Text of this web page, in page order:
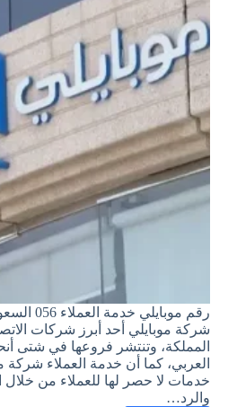
رقم
شركة موبايلي أحد أبرز شركات
المملكة، وتنتشر فروعها في شتى
العربي، كما أن خدمة العملاء شركة
خدمات لا حصر لها للعملاء من خلال
والرد…